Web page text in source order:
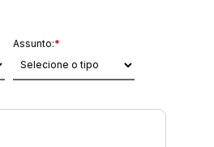
Assunto:*